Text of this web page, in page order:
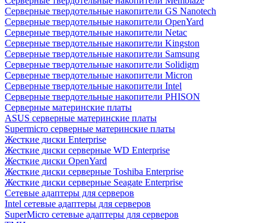
Cерверные твердотельные накопители GS Nanotech
Серверные твердотельные накопители OpenYard
Серверные твердотельные накопители Netac
Cерверные твердотельные накопители Kingston
Cерверные твердотельные накопители Samsung
Cерверные твердотельные накопители Solidigm
Cерверные твердотельные накопители Micron
Cерверные твердотельные накопители Intel
Cерверные твердотельные накопители PHISON
Серверные материнские платы
ASUS серверные материнские платы
Supermicro серверные материнские платы
Жесткие диски Enterprise
Жесткие диски серверные WD Enterprise
Жесткие диски OpenYard
Жесткие диски серверные Toshiba Enterprise
Жесткие диски серверные Seagate Enterprise
Сетевые адаптеры для серверов
Intel сетевые адаптеры для серверов
SuperMicro сетевые адаптеры для серверов